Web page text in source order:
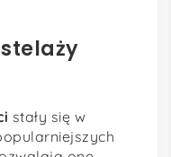
stały się w